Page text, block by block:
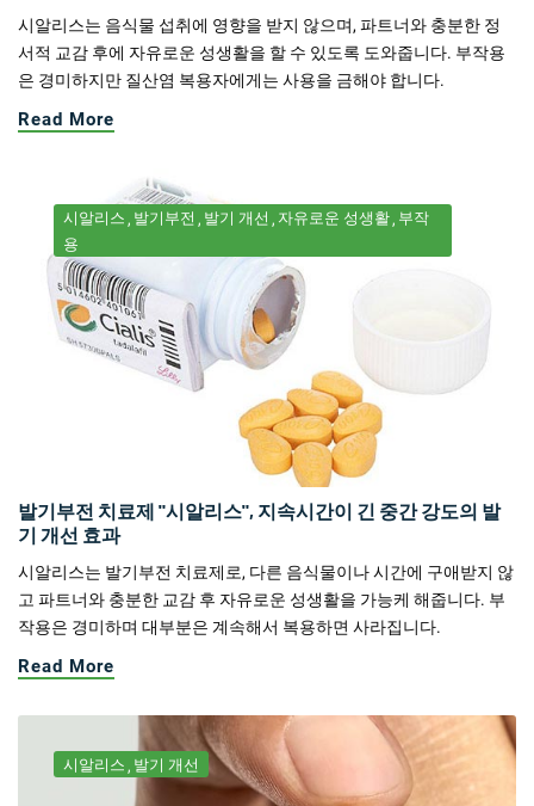
시알리스는 음식물 섭취에 영향을 받지 않으며, 파트너와 충분한 정
서적 교감 후에 자유로운 성생활을 할 수 있도록 도와줍니다. 부작용
은 경미하지만 질산염 복용자에게는 사용을 금해야 합니다.
Read More
시알리스 발기부전 발기 개선 자유로운 성생활 부작
용
발기부전 치료제 "시알리스", 지속시간이 긴 중간 강도의 발
기 개선 효과
시알리스는 발기부전 치료제로, 다른 음식물이나 시간에 구애받지 않
고 파트너와 충분한 교감 후 자유로운 성생활을 가능케 해줍니다. 부
작용은 경미하며 대부분은 계속해서 복용하면 사라집니다.
Read More
시알리스 발기 개선